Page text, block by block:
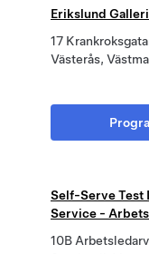
Erikslund
17
Västerås,
Self-Serve Test
Service -
10B